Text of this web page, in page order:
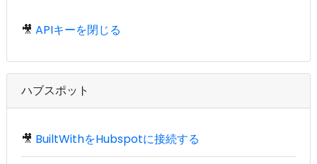
🎥 APIキーを閉じる
ハブスポット
🎥 BuiltWithをHubspotに接続する